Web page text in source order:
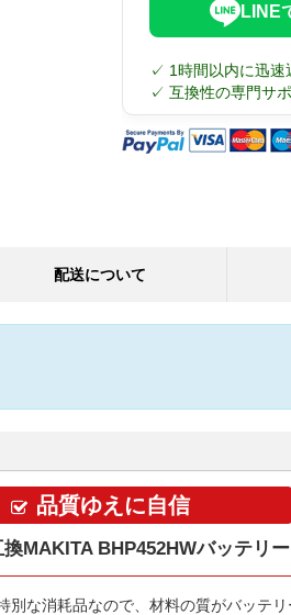
LINE
✓ 1時間以内に迅速
✓ 互換性の専門サ
配送について
品質ゆえに自信
MAKITA BHP452HWバッテリー
別な消耗品なので、材料の質がバッテ